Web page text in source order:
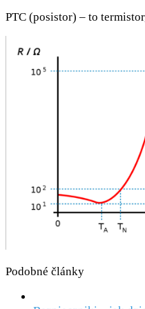
PTC (posistor) – to
Podobné články